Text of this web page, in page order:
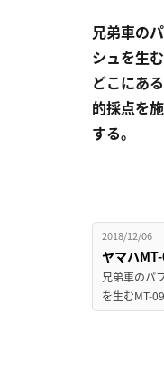
兄弟車の
シュを生
どこにあ
的採点を
する。
2018/12/06
ヤマハ
兄弟車のパ
を生むMT-